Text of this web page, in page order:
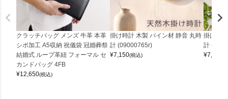
クラッチバッグ メンズ 牛革 本革
シボ加工 A5収納 祝儀袋 冠婚葬祭
結婚式 ループ革紐 フォーマル セ
カンドバッグ 4FB
¥12,650(税込)
掛け時計 木製 パイン材 静音 丸時
計 (09000765r)
¥7,150(税込)
掛け時
計
¥7,150